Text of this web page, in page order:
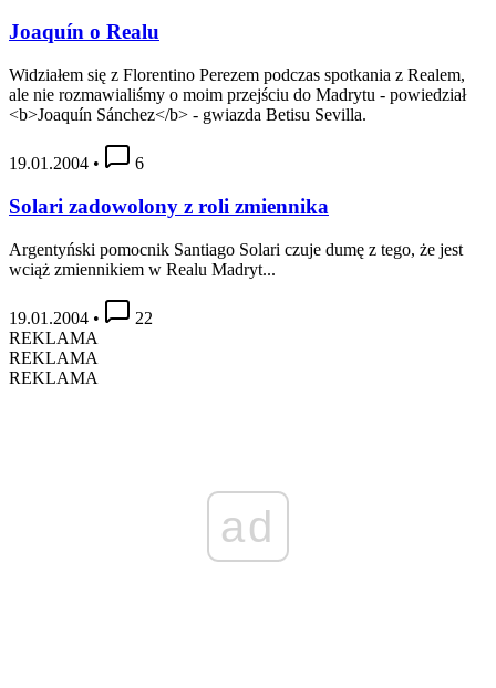
Joaquín o Realu
Widziałem się z Florentino Perezem podczas spotkania z Realem,
ale nie rozmawialiśmy o moim przejściu do Madrytu - powiedział
<b>Joaquín Sánchez</b> - gwiazda Betisu Sevilla.
19.01.2004 • 6
Solari zadowolony z roli zmiennika
Argentyński pomocnik Santiago Solari czuje dumę z tego, że jest
wciąż zmiennikiem w Realu Madryt...
19.01.2004 •
22
REKLAMA
REKLAMA
REKLAMA
ad